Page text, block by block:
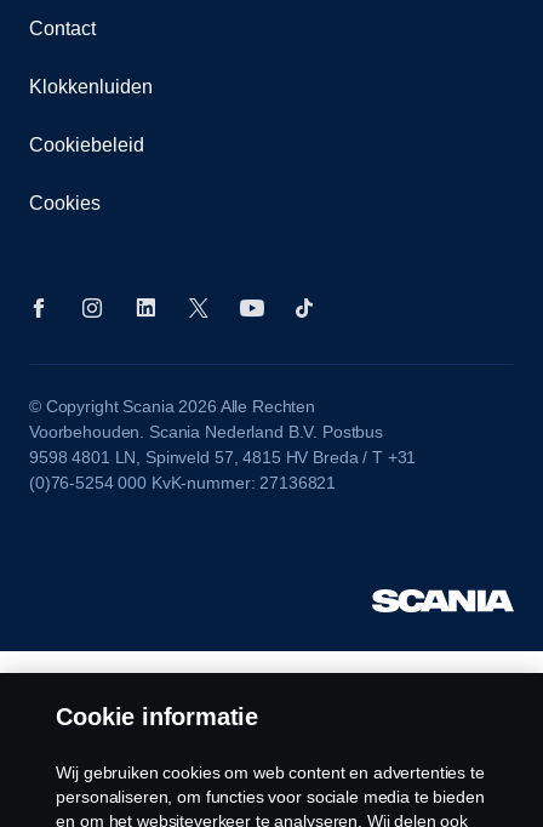
Contact
Klokkenluiden
Cookiebeleid
Cookies
© Copyright Scania 2026 Alle Rechten
Voorbehouden. Scania Nederland B.V. Postbus
9598 4801 LN, Spinveld 57, 4815 HV Breda / T +31
(0)76-5254 000 KvK-nummer: 27136821
Cookie informatie
Wij gebruiken cookies om web content en advertenties te
personaliseren, om functies voor sociale media te bieden
en om het websiteverkeer te analyseren. Wij delen ook